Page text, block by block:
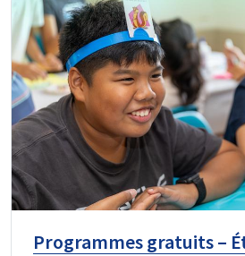
Programmes gratuits –